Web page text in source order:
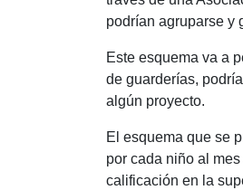
podrían agruparse y
Este esquema va a
de guarderías,
algún proyecto.
El esquema que se
por cada niño al
calificación en la